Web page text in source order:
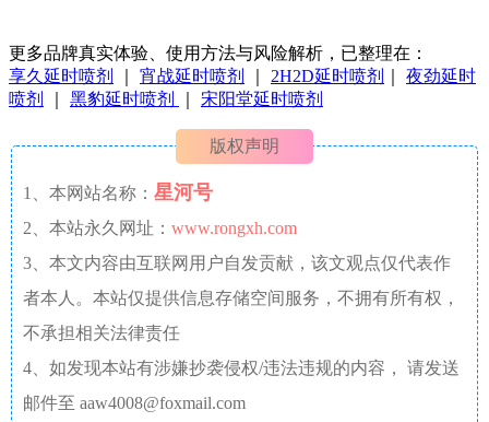
更多品牌真实体验、使用方法与风险解析，已整理在：
享久延时喷剂
宵战延时喷剂 2H2D延时喷剂
夜劲延时
喷剂
黑豹延时喷剂 宋阳堂延时喷剂
版权声明
1、本网站名称： 星河号
2、本站永久网址： www.rongxh.com
3、本文内容由互联网用户自发贡献，该文观点仅代表作
者本人。本站仅提供信息存储空间服务，不拥有所有权，
不承担相关法律责任
4、如发现本站有涉嫌抄袭侵权/违法违规的内容， 请发送
邮件至 aaw4008@foxmail.com